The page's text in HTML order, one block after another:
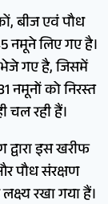
बीज एवं पौध
लिए गए है।
भेजे गए है, जिसमें
नमूनों को निरस्त
चल रही हैं।
इस खरीफ
पौध संरक्षण
रखा गया हैं।